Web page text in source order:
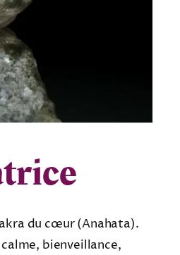
du cœur (Anahata).
bienveillance,